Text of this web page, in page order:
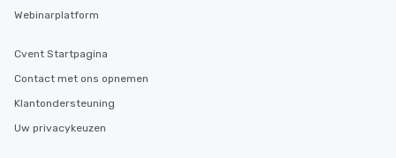
Webinarplatform
Cvent Startpagina
Contact met ons opnemen
Klantondersteuning
Uw privacykeuzen